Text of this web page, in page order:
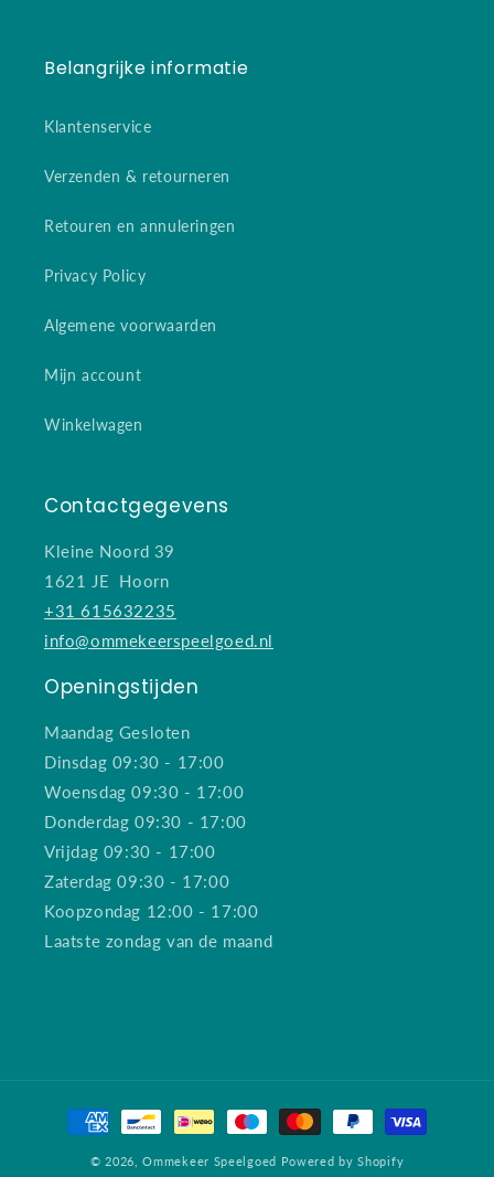
Belangrijke informatie
Klantenservice
Verzenden & retourneren
Retouren en annuleringen
Privacy Policy
Algemene voorwaarden
Mijn account
Winkelwagen
Contactgegevens
Kleine Noord 39
1621 JE Hoorn
+31 615632235
info@ommekeerspeelgoed.nl
Openingstijden
Maandag Gesloten
Dinsdag 09:30 - 17:00
Woensdag 09:30 - 17:00
Donderdag 09:30 - 17:00
Vrijdag 09:30 - 17:00
Zaterdag 09:30 - 17:00
Koopzondag 12:00 - 17:00
Laatste zondag van de maand
Betaalmethoden
© 2026,Ommekeer Speelgoed Powered by Shopify